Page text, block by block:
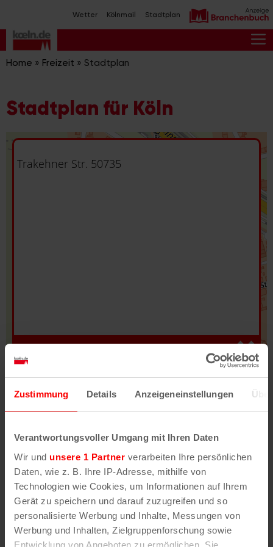
Zustimmung Details Anzeigeneinstellungen
Verantwortungsvoller Umgang mit Ihren Daten
Wir und unsere 1 Partner verarbeiten Ihre persönlichen
Daten, wie z. B. Ihre IP-Adresse, mithilfe von
Technologien wie Cookies, um Informationen auf Ihrem
Gerät zu speichern und darauf zuzugreifen und so
personalisierte Werbung und Inhalte, Messungen von
Werbung und Inhalten, Zielgruppenforschung sowie
Entwicklung von Angeboten zu ermöglichen. Sie
Inhalt
springen
Wetter Kölnmail Stadtplan
Home » Freizeit » Stadtplan
Stadtplan für Köln
Fehler/Problem melden
Darstellung des RVR-Kartenwerks
Stadtplanwerk
erhältst Du unsere koeln.de-Karte mit vielen
weiteren Details wie z.B. Hausnummern.
Unser Stadtplan basiert auf Daten des
OpenStreetMap
-Projekts (
© OpenStreetMap
Mitwirkende
) und von OpenCycleMap.org